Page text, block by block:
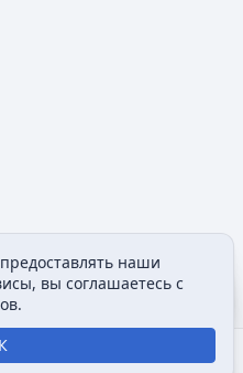
Просмотры
наши
вы соглашаетесь с